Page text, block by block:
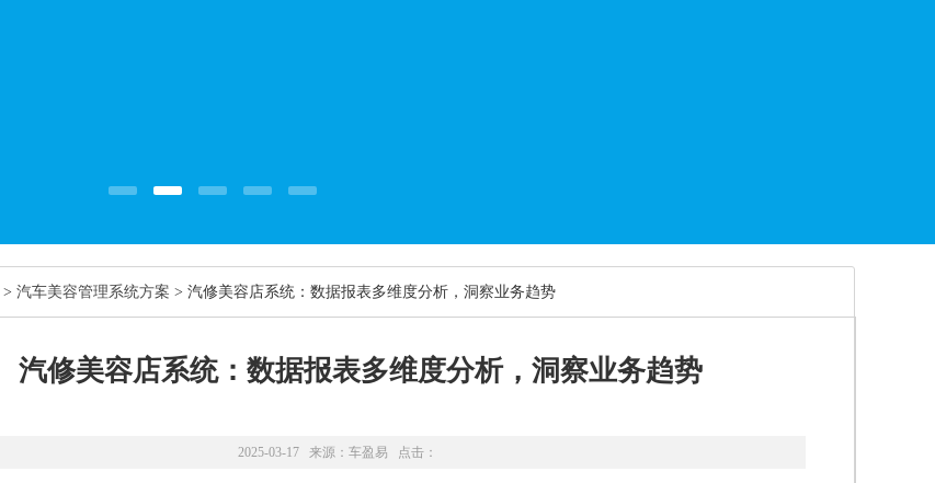
> 汽车美容管理系统方案 > 汽修美容店系统：数据报表多维度分析，洞察业务趋势
汽修美容店系统：数据报表多维度分析，洞察业务趋势
2025-03-17 来源： 车盈易 点击：